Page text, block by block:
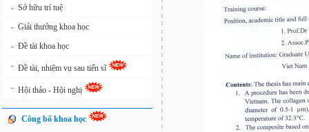
» Sở hữu trí tuệ
» Giải thưởng khoa học
» Đề tài khoa học
» Đề tài, nhiệm vụ sau tiến sĩ
» Hội thảo - Hội nghị
Công bố khoa học